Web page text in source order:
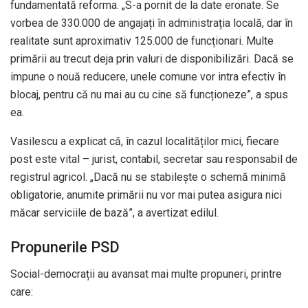
fundamentată reforma. „S-a pornit de la date eronate. Se
vorbea de 330.000 de angajați în administrația locală, dar în
realitate sunt aproximativ 125.000 de funcționari. Multe
primării au trecut deja prin valuri de disponibilizări. Dacă se
impune o nouă reducere, unele comune vor intra efectiv în
blocaj, pentru că nu mai au cu cine să funcționeze”, a spus
ea.
Vasilescu a explicat că, în cazul localităților mici, fiecare
post este vital – jurist, contabil, secretar sau responsabil de
registrul agricol. „Dacă nu se stabilește o schemă minimă
obligatorie, anumite primării nu vor mai putea asigura nici
măcar serviciile de bază”, a avertizat edilul.
Propunerile PSD
Social-democrații au avansat mai multe propuneri, printre
care: